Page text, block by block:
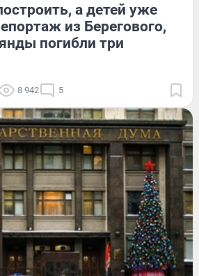
а детей уже
из Берегового,
погибли три
8 942 5